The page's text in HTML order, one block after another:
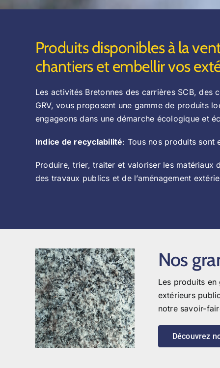
Produits disponibles à la
chantiers et embellir vos
Les activités Bretonnes des carrières SCB, des
GRV, vous proposent une gamme de produits
engageons dans une démarche écologique et
Indice de recyclabilité: Tous nos produits sont
Produire, trier, traiter et valoriser les matériaux
des travaux publics et de l’aménagement
Nos
Les produits en
extérieurs
notre savoir-
Découvrez